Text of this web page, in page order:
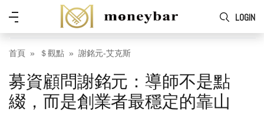
Skip to main content
LOGIN
功
能
表
首頁 ＄觀點 謝銘元-艾克斯
募資顧問謝銘元：導師不是點
綴，而是創業者最穩定的靠山